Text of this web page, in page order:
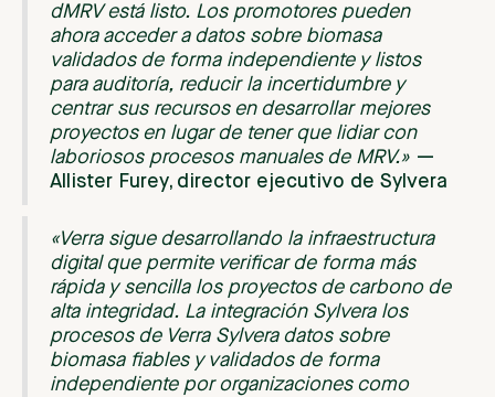
dMRV está listo. Los promotores pueden
ahora acceder a datos sobre biomasa
validados de forma independiente y listos
para auditoría, reducir la incertidumbre y
centrar sus recursos en desarrollar mejores
proyectos en lugar de tener que lidiar con
laboriosos procesos manuales de MRV.» —
Allister Furey, director ejecutivo de Sylvera
«Verra sigue desarrollando la infraestructura
digital que permite verificar de forma más
rápida y sencilla los proyectos de carbono de
alta integridad. La integración Sylvera los
procesos de Verra Sylvera datos sobre
biomasa fiables y validados de forma
independiente por organizaciones como